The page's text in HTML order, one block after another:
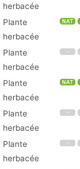
herbacée
Plante
herbacée
Plante
herbacée
Plante
herbacée
Plante
herbacée
Plante
herbacée